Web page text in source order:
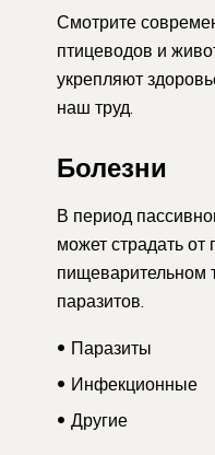
Смотрите
птицеводов и
укрепляют
наш труд.
Болезни
В период
может страдать от
пищеварительном
паразитов.
Паразиты
Инфекционные
Другие